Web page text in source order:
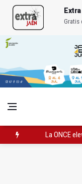
Gratis
La ONCE